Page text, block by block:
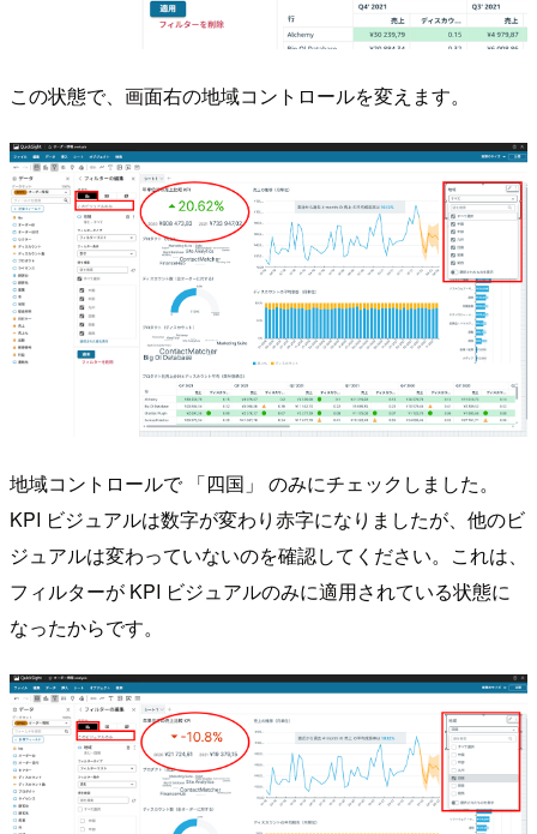
この状態で、画面右の地域コントロールを変えます。
地域コントロールで 「四国」 のみにチェックしました。
KPI ビジュアルは数字が変わり赤字になりましたが、他のビ
ジュアルは変わっていないのを確認してください。これは、
フィルターが KPI ビジュアルのみに適用されている状態に
なったからです。